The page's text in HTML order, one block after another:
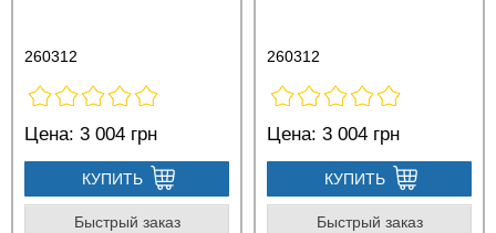
260312
Цена: 3 004 грн
КУПИТЬ
Быстрый заказ
260312
Цена: 3 004 грн
КУПИТЬ
Быстрый заказ